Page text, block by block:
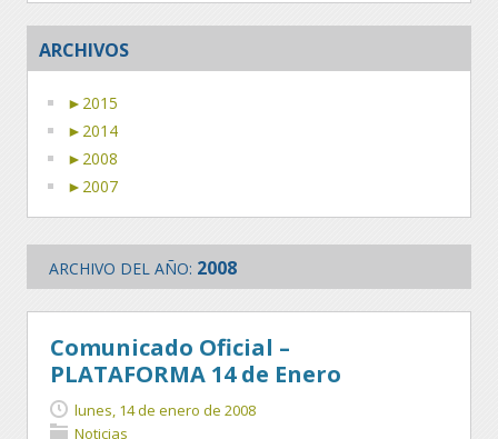
ARCHIVOS
► 2015
► 2014
► 2008
► 2007
ARCHIVO DEL AÑO: 2008
Comunicado Oficial –
PLATAFORMA 14 de Enero
lunes, 14 de enero de 2008
Noticias